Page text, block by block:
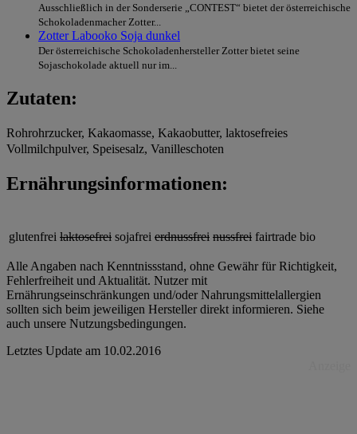
Ausschließlich in der Sonderserie „CONTEST“ bietet der österreichische
Schokoladenmacher Zotter...
Zotter Labooko Soja dunkel
Der österreichische Schokoladenhersteller Zotter bietet seine
Sojaschokolade aktuell nur im...
Zutaten:
Rohrohrzucker, Kakaomasse, Kakaobutter, laktosefreies
Vollmilchpulver, Speisesalz, Vanilleschoten
Ernährungsinformationen:
glutenfrei laktosefrei sojafrei erdnussfrei nussfrei fairtrade bio
Alle Angaben nach Kenntnissstand, ohne Gewähr für Richtigkeit,
Fehlerfreiheit und Aktualität. Nutzer mit
Ernährungseinschränkungen und/oder Nahrungsmittelallergien
sollten sich beim jeweiligen Hersteller direkt informieren. Siehe
auch unsere Nutzungsbedingungen.
Letztes Update am 10.02.2016